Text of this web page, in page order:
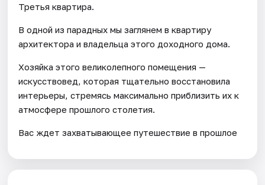
Третья квартира.
В одной из парадных мы заглянем в квартиру
архитектора и владельца этого доходного дома.
Хозяйка этого великолепного помещения —
искусствовед, которая тщательно восстановила
интерьеры, стремясь максимально приблизить их к
атмосфере прошлого столетия.
Вас ждет захватывающее путешествие в прошлое